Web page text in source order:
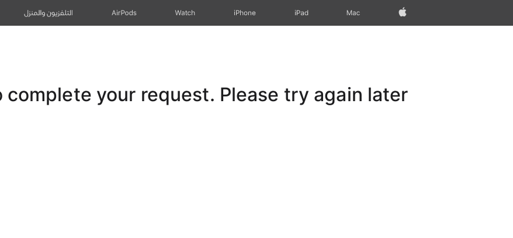
Apple‏
Mac
iPad‏
iPhone
Watch
AirPods التلفزيون والمنزل
complete your request. Please try again later.